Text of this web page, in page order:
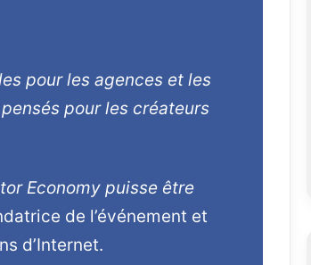
pour les agences et les
pour les créateurs
Economy puisse être
de l’événement et
d’Internet.